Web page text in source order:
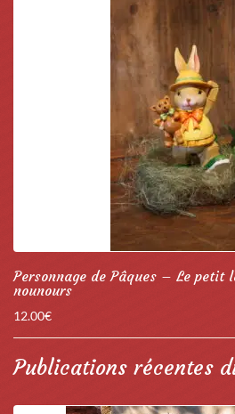
Personnage de Pâques – Le petit
nounours
12.00€
Publications récentes